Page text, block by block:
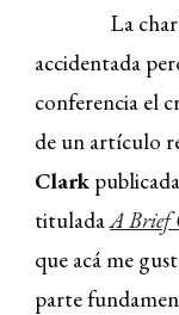
La
accidentada
conferencia el
de un artículo
Clark
tituladaA Brief
que acá me
parte